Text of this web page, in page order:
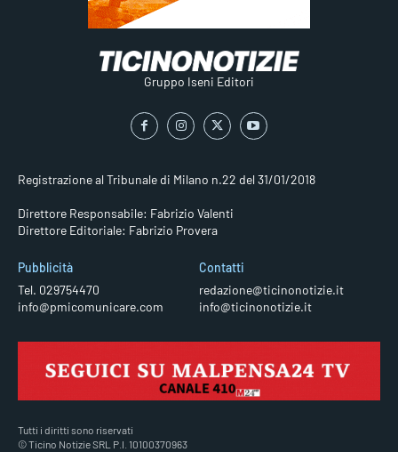
Gruppo Iseni Editori
Registrazione al Tribunale di Milano n.22 del 31/01/2018
Direttore Responsabile: Fabrizio Valenti
Direttore Editoriale: Fabrizio Provera
Pubblicità
Tel. 029754470
info@pmicomunicare.com
Contatti
redazione@ticinonotizie.it
info@ticinonotizie.it
Tutti i diritti sono riservati
© Ticino Notizie SRL P.I. 10100370963